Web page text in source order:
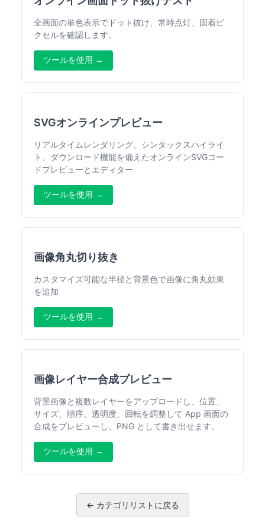
全画面の単色表示でドット抜け、常時点灯、固着ピ
クセルを確認します。
ツールを使用 →
SVGオンラインプレビュー
リアルタイムレンダリング、シンタックスハイライ
ト、ダウンロード機能を備えたオンラインSVGコー
ドプレビューとエディター
ツールを使用 →
画像角丸切り抜き
カスタマイズ可能な半径と背景色で画像に角丸効果
を追加
ツールを使用 →
画像レイヤー合成プレビュー
背景画像と複数レイヤーをアップロードし、位置、
サイズ、順序、透明度、回転を調整して App 画面の
合成をプレビューし、PNG として書き出せます。
ツールを使用 →
← カテゴリリストに戻る